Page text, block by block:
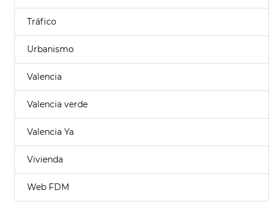
Tráfico
Urbanismo
Valencia
Valencia verde
Valencia Ya
Vivienda
Web FDM